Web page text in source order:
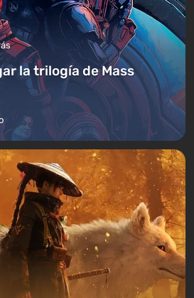
la trilogía de Mass